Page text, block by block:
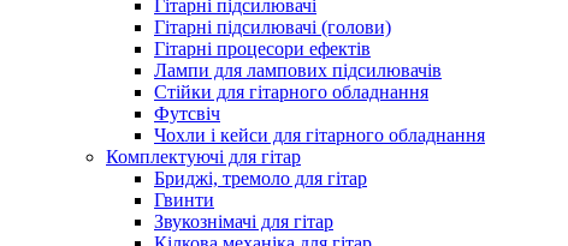
Гітарні підсилювачі
Гітарні підсилювачі (голови)
Гітарні процесори ефектів
Лампи для лампових підсилювачів
Стійки для гітарного обладнання
Футсвіч
Чохли і кейси для гітарного обладнання
Комплектуючі для гітар
Бриджі, тремоло для гітар
Гвинти
Звукознімачі для гітар